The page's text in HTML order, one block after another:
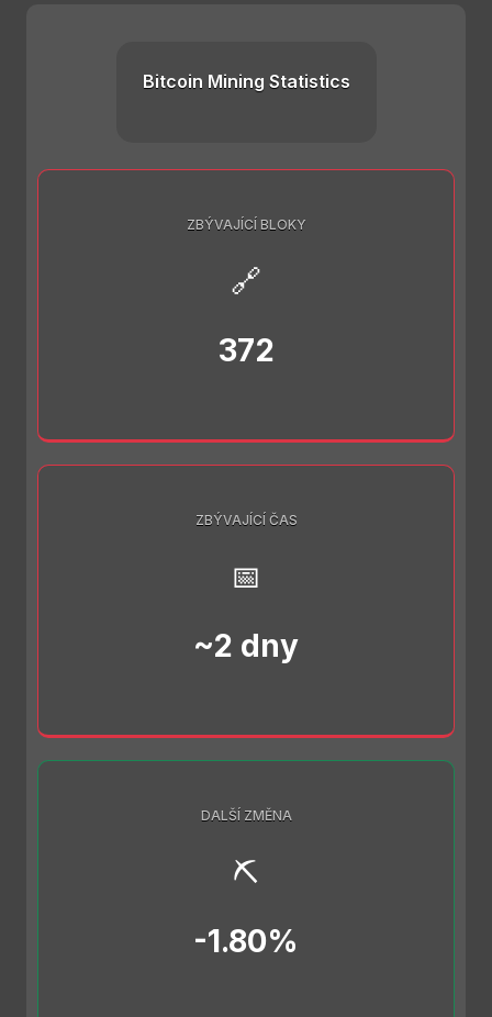
Bitcoin Mining Statistics
ZBÝVAJÍCÍ BLOKY
🔗
372
ZBÝVAJÍCÍ ČAS
📅
~2 dny
DALŠÍ ZMĚNA
⛏️
-1.80%